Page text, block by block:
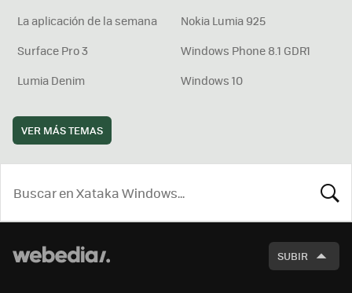
La aplicación de la semana
Nokia Lumia 925
Surface Pro 3
Windows Phone 8.1 GDR1
Lumia Denim
Windows 10
VER MÁS TEMAS
SUBIR